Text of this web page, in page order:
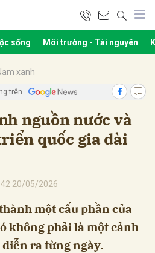
sống Môi trường - Tài nguyên
xanh
trên
nguồn nước và
quốc gia dài
20/05/2026
một cấu phần của
không phải là một cảnh
ra từng ngày.
Hủy